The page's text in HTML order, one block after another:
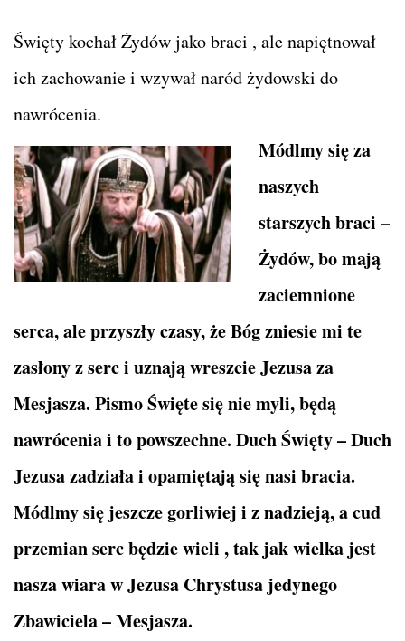
Święty kochał Żydów jako braci , ale napiętnował
ich zachowanie i wzywał naród żydowski do
nawrócenia.
Módlmy się za
naszych
starszych braci –
Żydów, bo mają
zaciemnione
serca, ale przyszły czasy, że Bóg zniesie mi te
zasłony z serc i uznają wreszcie Jezusa za
Mesjasza. Pismo Święte się nie myli, będą
nawrócenia i to powszechne. Duch Święty – Duch
Jezusa zadziała i opamiętają się nasi bracia.
Módlmy się jeszcze gorliwiej i z nadzieją, a cud
przemian serc będzie wieli , tak jak wielka jest
nasza wiara w Jezusa Chrystusa jedynego
Zbawiciela – Mesjasza.